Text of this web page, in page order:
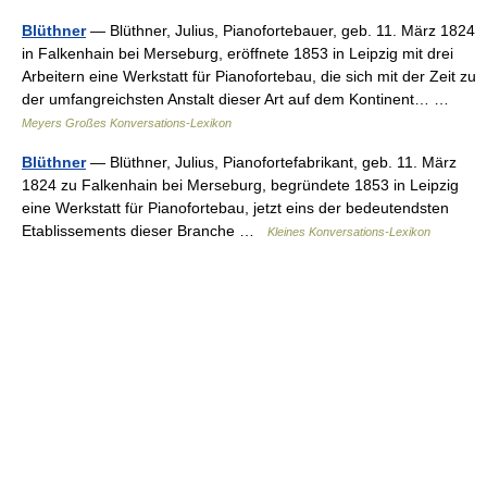
Blüthner— Blüthner, Julius, Pianofortebauer, geb. 11. März 1824
in Falkenhain bei Merseburg, eröffnete 1853 in Leipzig mit drei
Arbeitern eine Werkstatt für Pianofortebau, die sich mit der Zeit zu
der umfangreichsten Anstalt dieser Art auf dem Kontinent… …
Meyers Großes Konversations-Lexikon
Blüthner— Blüthner, Julius, Pianofortefabrikant, geb. 11. März
1824 zu Falkenhain bei Merseburg, begründete 1853 in Leipzig
eine Werkstatt für Pianofortebau, jetzt eins der bedeutendsten
Etablissements dieser Branche …
Kleines Konversations-Lexikon